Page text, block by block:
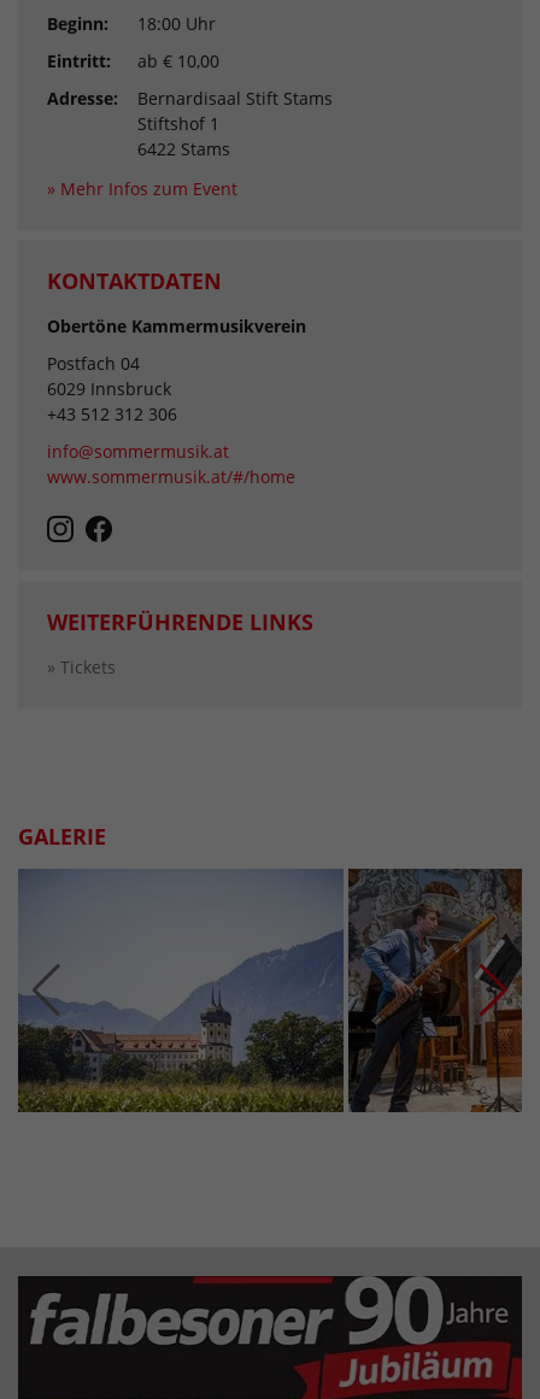
Beginn:
18:00 Uhr
Eintritt:
ab € 10,00
Adresse:
Bernardisaal Stift Stams
Stiftshof 1
6422 Stams
» Mehr Infos zum Event
KONTAKTDATEN
Obertöne Kammermusikverein
Postfach 04
6029 Innsbruck
+43 512 312 306
info@sommermusik.at
www.sommermusik.at/#/home
WEITERFÜHRENDE LINKS
» Tickets
GALERIE